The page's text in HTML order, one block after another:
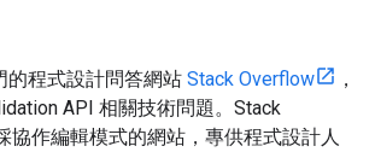
的程式設計問答網站 Stack Overflow
，
API 相關技術問題。Stack
協作編輯模式的網站，專供程式設計人